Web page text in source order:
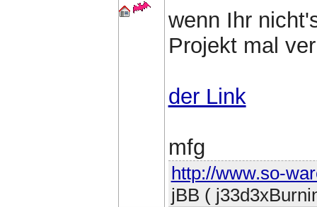
wenn Ihr
Projekt mal
der Link
mfg
http://www.so-
jBB (